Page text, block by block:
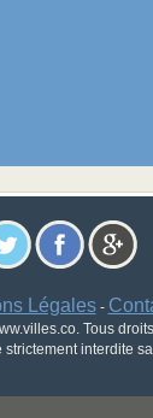
Légales-
Tous
strictement interdite